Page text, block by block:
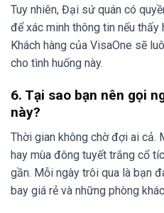
Tuy nhiên, Đại sứ quán có
để xác minh thông tin nếu
Khách hàng của VisaOne sẽ
cho tình huống này.
6. Tại sao bạn nên gọi
này?
Thời gian không chờ đợi ai cả.
hay mùa đông tuyết trắng cổ
gần. Mỗi ngày trôi qua là bạn
bay giá rẻ và những phòng